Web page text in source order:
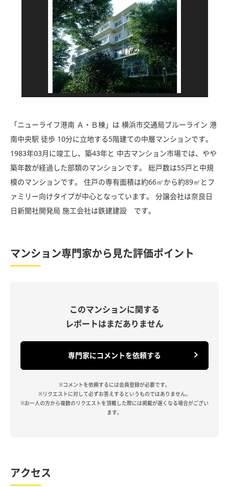
「ニューライフ港南 Ａ・Ｂ棟」は 横浜市交通局ブルーライン 港
南中央駅 徒歩 10分に立地する5階建ての中層マンションです。
1983年03月に竣工し、築43年と 中古マンション市場では、やや
築年数が経過した部類のマンションです。 総戸数は55戸と中規
模のマンションです。 住戸の専有面積は約66㎡から約89㎡とフ
ァミリー向けタイプが中心となっています。 分譲会社は奈良日
日新聞社開発局 施工会社は鉄建建設 です。
マンション専門家から見た評価ポイント
このマンションに関する
レポートはまだありません
専門家にコメントを依頼する
※コメントを依頼するには会員登録が必要です。
※リクエストに対して必ずお答えするというものではありません。
※お一人の方から複数のリクエストを頂戴した際には掲載が遅くなる場合がござい
ます。
アクセス